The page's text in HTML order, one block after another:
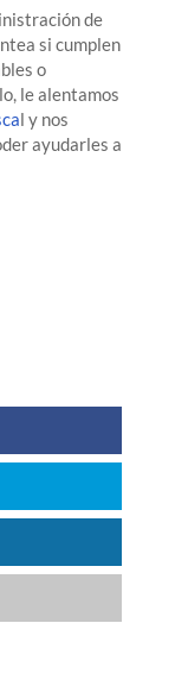
de
si cumplen
o
le alentamos
l y nos
ayudarles a